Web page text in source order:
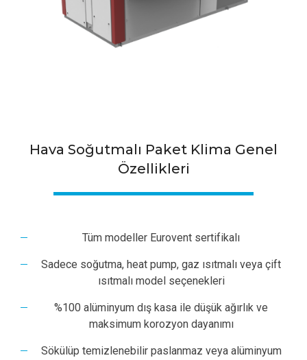
Hava Soğutmalı Paket Klima Genel
Özellikleri
Tüm modeller Eurovent sertifikalı
Sadece soğutma, heat pump, gaz ısıtmalı veya çift
ısıtmalı model seçenekleri
%100 alüminyum dış kasa ile düşük ağırlık ve
maksimum korozyon dayanımı
Sökülüp temizlenebilir paslanmaz veya alüminyum